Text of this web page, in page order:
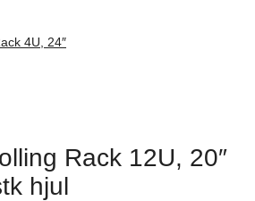
4U, 24″
Rack 12U, 20″
hjul